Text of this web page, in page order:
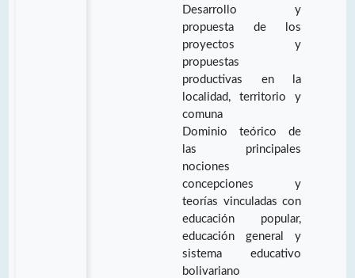
Desarrollo y
propuesta de los
proyectos y
propuestas
productivas en la
localidad, territorio y
comuna
Dominio teórico de
las principales
nociones
concepciones y
teorías vinculadas con
educación popular,
educación general y
sistema educativo
bolivariano